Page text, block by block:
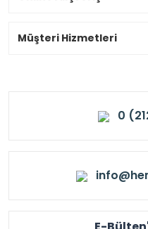
Müşteri Hizmetleri
0